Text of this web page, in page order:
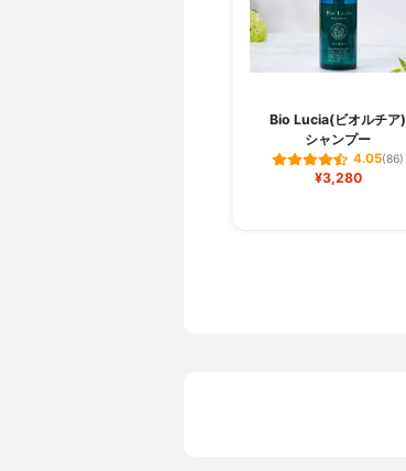
Bio Lucia(ビオルチア)
シャンプー
4.05(86)
¥3,280